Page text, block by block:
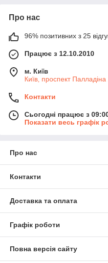
Про нас
96% позитивних з 25
Працює з 12.10.2010
м. Київ
Київ, проспект
Контакти
Сьогодні працює з
Показати весь графік
Про нас
Контакти
Доставка та оплата
Графік роботи
Повна версія сайту